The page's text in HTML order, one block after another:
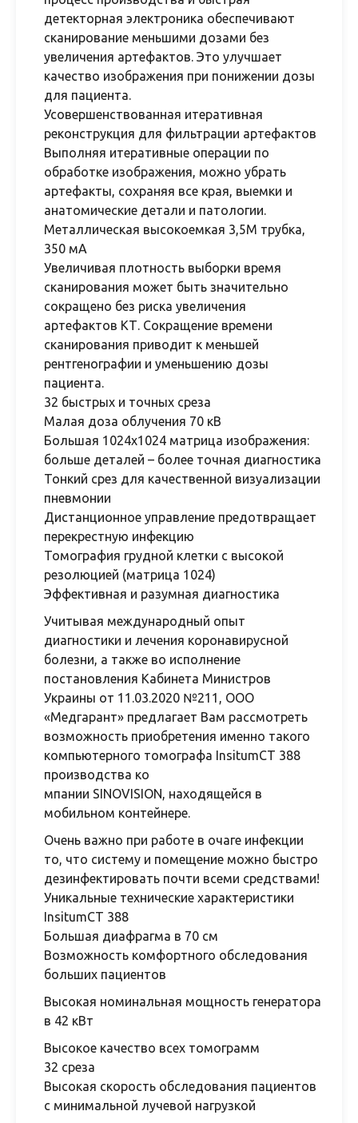
детекторная электроника обеспечивают
сканирование меньшими дозами без
увеличения артефактов. Это улучшает
качество изображения при понижении дозы
для пациента.
Усовершенствованная итеративная
реконструкция для фильтрации артефактов
Выполняя итеративные операции по
обработке изображения, можно убрать
артефакты, сохраняя все края, выемки и
анатомические детали и патологии.
Металлическая высокоемкая 3,5М трубка,
350 мА
Увеличивая плотность выборки время
сканирования может быть значительно
сокращено без риска увеличения
артефактов КТ. Сокращение времени
сканирования приводит к меньшей
рентгенографии и уменьшению дозы
пациента.
32 быстрых и точных среза
Малая доза облучения 70 кВ
Большая 1024x1024 матрица изображения:
больше деталей – более точная диагностика
Тонкий срез для качественной визуализации
пневмонии
Дистанционное управление предотвращает
перекрестную инфекцию
Томография грудной клетки с высокой
резолюцией (матрица 1024)
Эффективная и разумная диагностика
Учитывая международный опыт
диагностики и лечения коронавирусной
болезни, а также во исполнение
постановления Кабинета Министров
Украины от 11.03.2020 №211, ООО
«Медгарант» предлагает Вам рассмотреть
возможность приобретения именно такого
компьютерного томографа InsitumCT 388
производства ко
мпании SINOVISION, находящейся в
мобильном контейнере.
Очень важно при работе в очаге инфекции
то, что систему и помещение можно быстро
дезинфектировать почти всеми средствами!
Уникальные технические характеристики
InsitumCT 388
Большая диафрагма в 70 см
Возможность комфортного обследования
больших пациентов
Высокая номинальная мощность генератора
в 42 кВт
Высокое качество всех томограмм
32 среза
Высокая скорость обследования пациентов
с минимальной лучевой нагрузкой